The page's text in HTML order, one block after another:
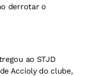
derrotar o
ao STJD
Accioly do clube,